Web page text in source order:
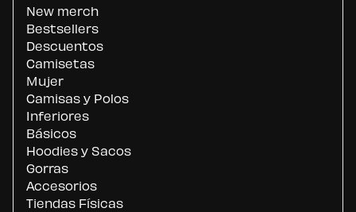
New merch
Bestsellers
Descuentos
Camisetas
Mujer
Camisas y Polos
Inferiores
Básicos
Hoodies y Sacos
Gorras
Accesorios
Tiendas Físicas